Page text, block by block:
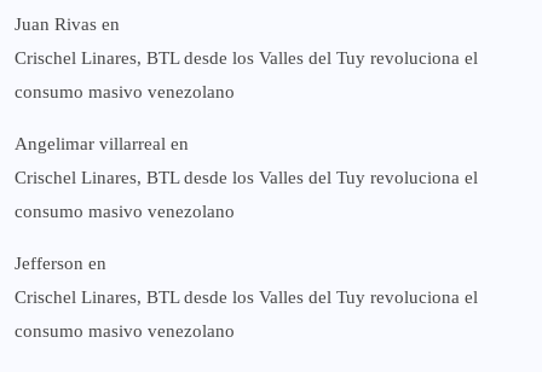
Juan Rivas en
Crischel Linares, BTL desde los Valles del Tuy revoluciona el
consumo masivo venezolano
Angelimar villarreal en
Crischel Linares, BTL desde los Valles del Tuy revoluciona el
consumo masivo venezolano
Jefferson en
Crischel Linares, BTL desde los Valles del Tuy revoluciona el
consumo masivo venezolano